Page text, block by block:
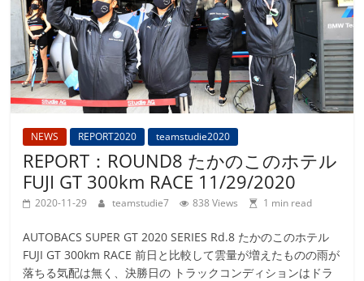
NEWS REPORT2020 teamstudie2020
REPORT：ROUND8 たかのこのホテル
FUJI GT 300km RACE 11/29/2020
2020-11-29 teamstudie7 838 Views 1 min read
AUTOBACS SUPER GT 2020 SERIES Rd.8 たかのこのホテル
FUJI GT 300km RACE 前日と比較して雲量が増えたものの雨が
落ちる気配は無く、決勝日の トラックコンディションはドラ